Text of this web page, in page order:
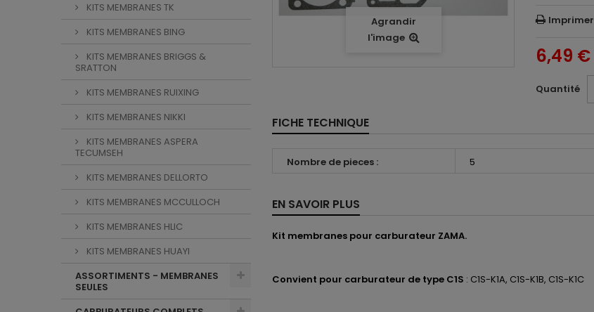
KITS MEMBRANES TK
KITS MEMBRANES BING
KITS MEMBRANES BRIGGS &
SRATTON
KITS MEMBRANES RUIXING
KITS MEMBRANES NIKKI
KITS MEMBRANES ASPERA
TECUMSEH
KITS MEMBRANES DELLORTO
KITS MEMBRANES MCCULLOCH
KITS MEMBRANES HLIC
KITS MEMBRANES HUAYI
ASSORTIMENTS - MEMBRANES
SEULES
Agrandir
l'image
Imprimer
6,49 €
Quantité
FICHE TECHNIQUE
Nombre de pieces : 5
EN SAVOIR PLUS
Kit membranes pour carburateur ZAMA.
Convient pour carburateur de type C1S : C1S-K1A, C1S-K1B, C1S-K1C